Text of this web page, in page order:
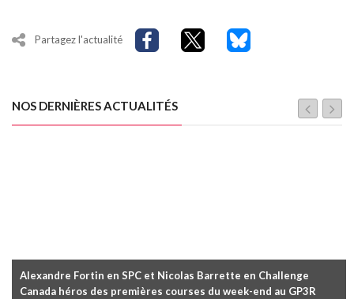
Partagez l'actualité
NOS DERNIÈRES ACTUALITÉS
Alexandre Fortin en SPC et Nicolas Barrette en Challenge
Canada héros des premières courses du week-end au GP3R